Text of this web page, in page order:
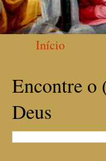
Início
Encontre o
Deus